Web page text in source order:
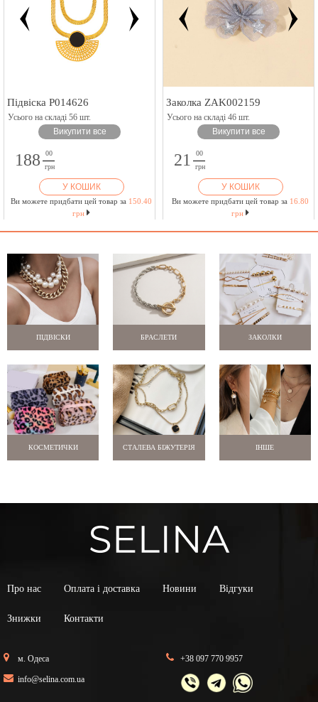
Підвіска P014626
Усього на складі 56 шт.
Викупити все
188
00
грн
У КОШИК
Ви можете придбати цей товар за 150.40
грн
Заколка ZAK002159
Усього на складі 46 шт.
Викупити все
21
00
грн
У КОШИК
Ви можете придбати цей товар за 16.80
грн
ПІДВІСКИ БРАСЛЕТИ ЗАКОЛКИ
КОСМЕТИЧКИ СТАЛЕВА БІЖУТЕРІЯ ІНШЕ
Про нас Оплата і доставка Новини Відгуки
Знижки Контакти
м. Одеса
info@selina.com.ua
+38 097 770 9957